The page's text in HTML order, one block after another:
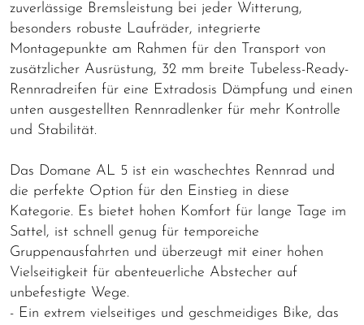
zuverlässige Bremsleistung bei jeder Witterung,
besonders robuste Laufräder, integrierte
Montagepunkte am Rahmen für den Transport von
zusätzlicher Ausrüstung, 32 mm breite Tubeless-Ready-
Rennradreifen für eine Extradosis Dämpfung und einen
unten ausgestellten Rennradlenker für mehr Kontrolle
und Stabilität.
Das Domane AL 5 ist ein waschechtes Rennrad und
die perfekte Option für den Einstieg in diese
Kategorie. Es bietet hohen Komfort für lange Tage im
Sattel, ist schnell genug für temporeiche
Gruppenausfahrten und überzeugt mit einer hohen
Vielseitigkeit für abenteuerliche Abstecher auf
unbefestigte Wege.
- Ein extrem vielseitiges und geschmeidiges Bike, das